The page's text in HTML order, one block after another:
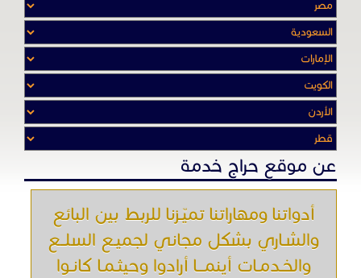
عن موقع حراج خدمة
أدواتنا ومهاراتنا تميّـزنا للربط بين البائع
والشـاري بشكل مجاني لجميـع السلــع
والخـدمـات أينمـــا أرادوا وحيثـمـا كانـوا